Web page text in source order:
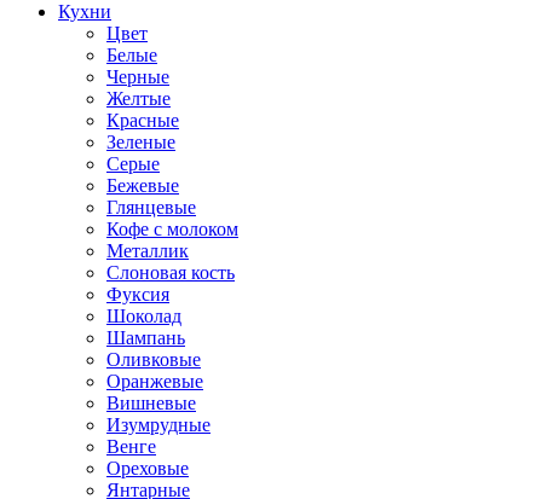
Кухни
Цвет
Белые
Черные
Желтые
Красные
Зеленые
Серые
Бежевые
Глянцевые
Кофе с молоком
Металлик
Слоновая кость
Фуксия
Шоколад
Шампань
Оливковые
Оранжевые
Вишневые
Изумрудные
Венге
Ореховые
Янтарные